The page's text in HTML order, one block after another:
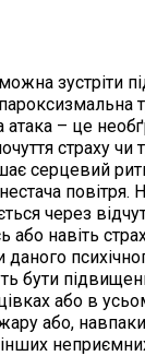
зустріти
– це
страху чи
серцевий
повітря.
через
навіть
бути
або в
або,